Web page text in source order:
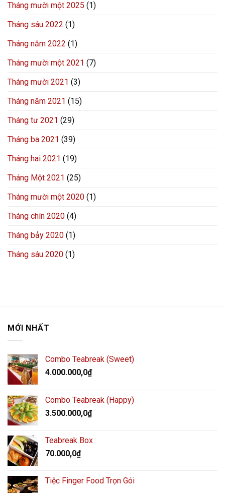
Tháng mười một 2025 (1)
Tháng sáu 2022 (1)
Tháng năm 2022 (1)
Tháng mười một 2021 (7)
Tháng mười 2021 (3)
Tháng năm 2021 (15)
Tháng tư 2021 (29)
Tháng ba 2021 (39)
Tháng hai 2021 (19)
Tháng Một 2021 (25)
Tháng mười một 2020 (1)
Tháng chín 2020 (4)
Tháng bảy 2020 (1)
Tháng sáu 2020 (1)
MỚI NHẤT
Combo Teabreak (Sweet)
4.000.000,0₫
Combo Teabreak (Happy)
3.500.000,0₫
Teabreak Box
70.000,0₫
Tiệc Finger Food Trọn Gói